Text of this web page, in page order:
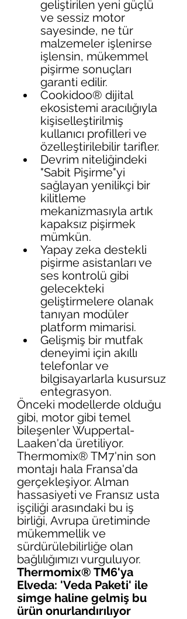
geliştirilen yeni güçlü
ve sessiz motor
sayesinde, ne tür
malzemeler işlenirse
işlensin, mükemmel
pişirme sonuçları
garanti edilir.
Cookidoo® dijital
ekosistemi aracılığıyla
kişiselleştirilmiş
kullanıcı profilleri ve
özelleştirilebilir tarifler.
Devrim niteliğindeki
"Sabit Pişirme"yi
sağlayan yenilikçi bir
kilitleme
mekanizmasıyla artık
kapaksız pişirmek
mümkün.
Yapay zeka destekli
pişirme asistanları ve
ses kontrolü gibi
gelecekteki
geliştirmelere olanak
tanıyan modüler
platform mimarisi.
Gelişmiş bir mutfak
deneyimi için akıllı
telefonlar ve
bilgisayarlarla kusursuz
entegrasyon.
Önceki modellerde olduğu
gibi, motor gibi temel
bileşenler Wuppertal-
Laaken'da üretiliyor.
Thermomix® TM7'nin son
montajı hala Fransa'da
gerçekleşiyor. Alman
hassasiyeti ve Fransız usta
işçiliği arasındaki bu iş
birliği, Avrupa üretiminde
mükemmellik ve
sürdürülebilirliğe olan
bağlılığımızı vurguluyor.
Thermomix® TM6'ya
Elveda: 'Veda Paketi' ile
simge haline gelmiş bu
ürün onurlandırılıyor